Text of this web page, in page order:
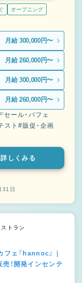
オープニング
月給 300,000円〜
月給 260,000円〜
月給 300,000円〜
月給 260,000円〜
ール・パフェ
スト#販促・企画
詳しくみる
31日
ストラン
フェ『hannoc』｜
！開発インセンテ